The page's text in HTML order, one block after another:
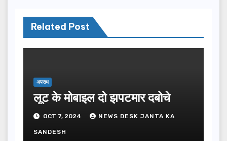
Related Post
अपराध
लूट के मोबाइल दो झपटमार दबोचे
OCT 7, 2024 NEWS DESK JANTA KA
SANDESH